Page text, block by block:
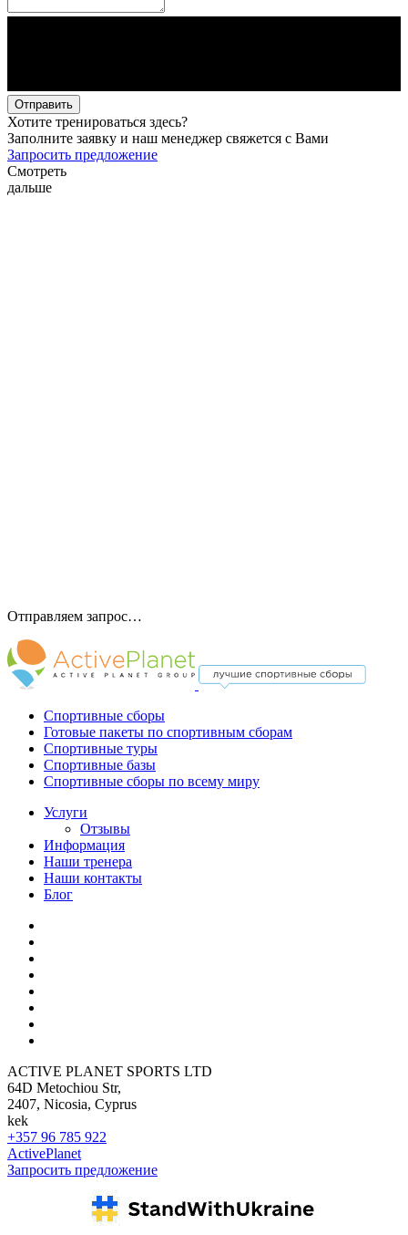
Отправить
Хотите тренироваться здесь?
Заполните заявку и наш менеджер свяжется с Вами
Запросить предложение
Смотреть
дальше
Отправляем запрос…
Спортивные сборы
Готовые пакеты по спортивным сборам
Спортивные туры
Спортивные базы
Спортивные сборы по всему миру
Услуги
Отзывы
Информация
Наши тренера
Наши контакты
Блог
ACTIVE PLANET SPORTS LTD
64D Metochiou Str,
2407, Nicosia, Cyprus
kek
+357 96 785 922
ActivePlanet
Запросить предложение